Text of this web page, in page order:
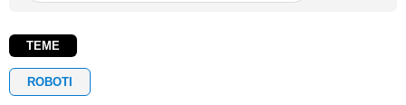
TEME
ROBOTI